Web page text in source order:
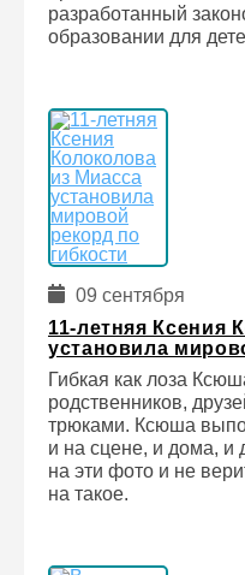
разработанный
образовании для
09 сентября
11-летняя Ксения
установила
Гибкая как лоза
родственников,
трюками. Ксюша
и на сцене, и дома, и
на эти фото и не
на такое.